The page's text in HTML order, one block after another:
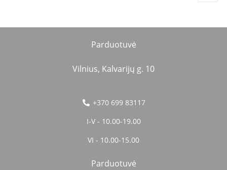
Parduotuvė
Vilnius, Kalvarijų g. 10
+370 699 83117
I-V - 10.00-19.00
VI - 10.00-15.00
Parduotuvė